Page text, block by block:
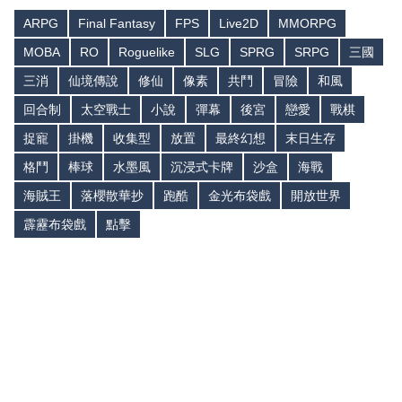
ARPG Final Fantasy FPS Live2D
MMORPG
MOBA
RO Roguelike SLG SPRG SRPG
三國
三消
仙境傳說 修仙 像素 共鬥 冒險
和風
回合制
太空戰士 小說 彈幕 後宮 戀愛
戰棋
捉寵
掛機 收集型 放置 最終幻想
末日生存
格鬥
棒球 水墨風 沉浸式卡牌 沙盒
海戰
海賊王
落櫻散華抄 跑酷 金光布袋戲
開放世界
霹靂布袋戲
點擊